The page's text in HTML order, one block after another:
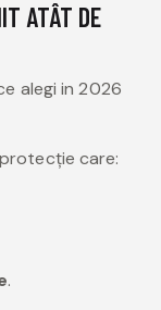
ATÂT DE
care:
.